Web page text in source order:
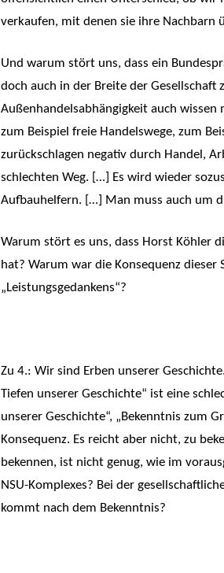
verkaufen, mit denen sie ihre Nachbarn
Und warum stört uns, dass ein
doch auch in der Breite der
Außenhandelsabhängigkeit auch
zum Beispiel freie Handelswege, zum
zurückschlagen negativ durch Handel,
schlechten Weg. […] Es wird wieder
Aufbauhelfern. […] Man muss auch um
Warum stört es uns, dass Horst Köhler
hat? Warum war die Konsequenz
„Leistungsgedankens“?
Zu 4.: Wir sind Erben unserer
Tiefen unserer Geschichte“ ist eine
unserer Geschichte“, „Bekenntnis zum
Konsequenz. Es reicht aber nicht, zu
bekennen, ist nicht genug, wie im
NSU-Komplexes? Bei der
kommt nach dem Bekenntnis?